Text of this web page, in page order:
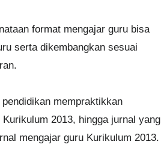
format mengajar guru bisa
serta dikembangkan sesuai
mempraktikkan
Kurikulum 2013, hingga jurnal yang
mengajar guru Kurikulum 2013.